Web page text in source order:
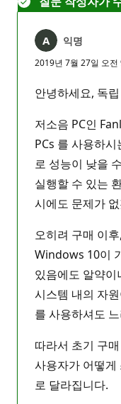
익명
2019년 7월 27일 오전
안녕하세요, 독
저소음 PC인
PCs 를 사용하
로 성능이 낮을
실행할 수 있는
시에도 문제가
오히려 구매 이
Windows 10이
있음에도 알약이
시스템 내의 자
를 사용하셔도
따라서 초기 구
사용자가 어떻게
로 달라집니다.